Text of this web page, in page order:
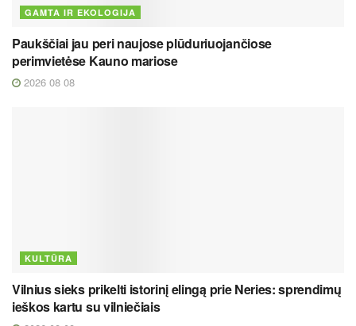
GAMTA IR EKOLOGIJA
Paukščiai jau peri naujose plūduriuojančiose
perimvietėse Kauno mariose
2026 08 08
KULTŪRA
Vilnius sieks prikelti istorinį elingą prie Neries: sprendimų
ieškos kartu su vilniečiais